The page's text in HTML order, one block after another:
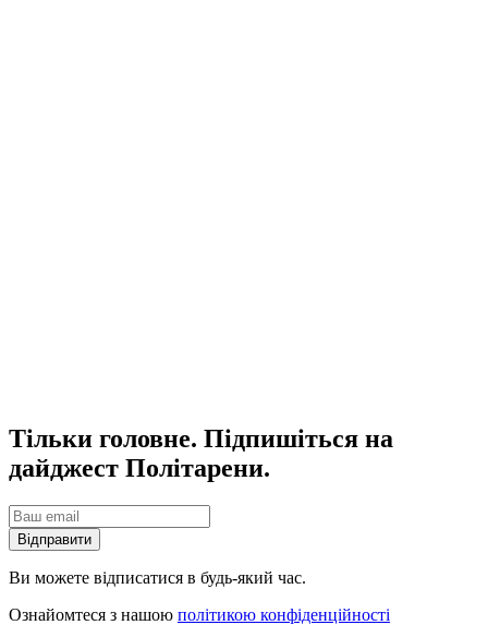
Тільки головне. Підпишіться на
дайджест Політарени.
Відправити
Ви можете відписатися в будь-який час.
Ознайомтеся з нашою політикою конфіденційності